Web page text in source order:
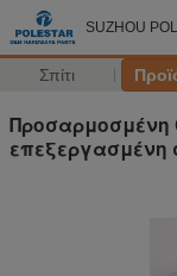
SUZHOU
Σπίτι
Προσαρμοσμένη
επεξεργασμένη